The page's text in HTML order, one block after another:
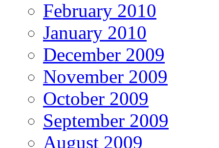
February 2010
January 2010
December 2009
November 2009
October 2009
September 2009
August 2009